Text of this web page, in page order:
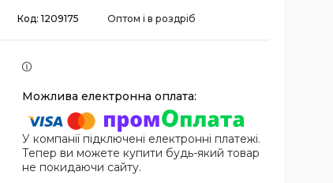
Оптом і в роздріб
Код: 1209175
У компанії підключені електронні платежі.
Тепер ви можете купити будь-який товар
не покидаючи сайту.